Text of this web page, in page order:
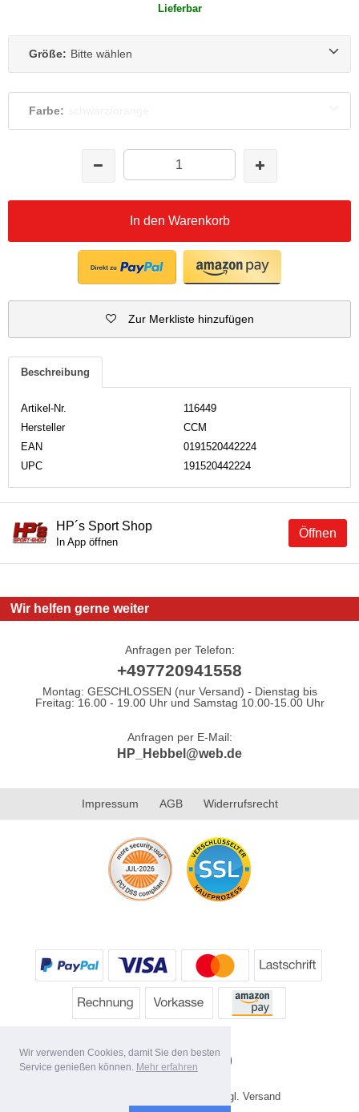
Wir verwenden Cookies, damit Sie den besten
Service genießen können. Mehr erfahren
Lieferbar
Größe: Bitte wählen
Farbe:
In den Warenkorb
Zur Merkliste hinzufügen
Beschreibung
Artikel-Nr.
116449
Hersteller
CCM
EAN
0191520442224
UPC
191520442224
Öffnen
HP´s Sport Shop
In App öffnen
Wir helfen gerne weiter
Anfragen per Telefon:
+497720941558
Montag: GESCHLOSSEN (nur Versand) - Dienstag bis
Freitag: 16.00 - 19.00 Uhr und Samstag 10.00-15.00 Uhr
Anfragen per E-Mail:
HP_Hebbel@web.de
Impressum AGB Widerrufsrecht
* Alle Preise inkl. MwSt. evtl. zzgl. Versand